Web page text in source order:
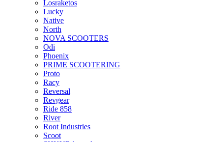
Losraketos
Lucky
Native
North
NOVA SCOOTERS
Odi
Phoenix
PRIME SCOOTERING
Proto
Racy
Reversal
Revgear
Ride 858
River
Root Industries
Scoot